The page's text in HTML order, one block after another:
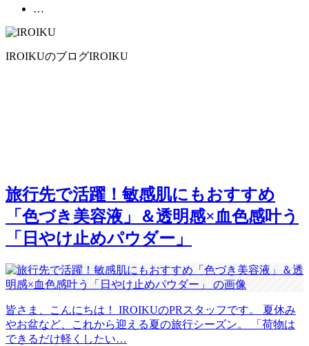
…
IROIKUのブログIROIKU
旅行先で活躍！敏感肌にもおすすめ
「色づき美容液」＆透明感×血色感叶う
「日やけ止めパウダー」
皆さま、こんにちは！ IROIKUのPRスタッフです。 夏休み
やお盆など、これから迎える夏の旅行シーズン。 「荷物は
できるだけ軽くしたい…